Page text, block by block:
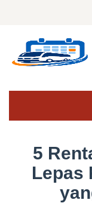
5
Lepas